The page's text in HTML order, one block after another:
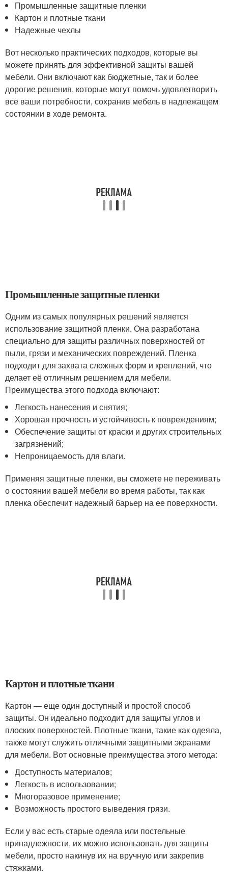
Промышленные защитные пленки
Картон и плотные ткани
Надежные чехлы
Вот несколько практических подходов, которые вы
можете принять для эффективной защиты вашей
мебели. Они включают как бюджетные, так и более
дорогие решения, которые могут помочь удовлетворить
все ваши потребности, сохранив мебель в надлежащем
состоянии в ходе ремонта.
Промышленные защитные пленки
Одним из самых популярных решений является
использование защитной пленки. Она разработана
специально для защиты различных поверхностей от
пыли, грязи и механических повреждений. Пленка
подходит для захвата сложных форм и креплений, что
делает её отличным решением для мебели.
Преимущества этого подхода включают:
Легкость нанесения и снятия;
Хорошая прочность и устойчивость к повреждениям;
Обеспечение защиты от краски и других строительных
загрязнений;
Непроницаемость для влаги.
Применяя защитные пленки, вы сможете не переживать
о состоянии вашей мебели во время работы, так как
пленка обеспечит надежный барьер на ее поверхности.
Картон и плотные ткани
Картон — еще один доступный и простой способ
защиты. Он идеально подходит для защиты углов и
плоских поверхностей. Плотные ткани, такие как одеяла,
также могут служить отличными защитными экранами
для мебели. Вот основные преимущества этого метода:
Доступность материалов;
Легкость в использовании;
Многоразовое применение;
Возможность простого выведения грязи.
Если у вас есть старые одеяла или постельные
принадлежности, их можно использовать для защиты
мебели, просто накинув их на вручную или закрепив
стяжками.